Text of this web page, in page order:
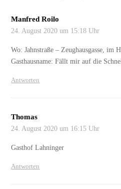
Manfred Roilo
24. August 2020 um 15:18 Uhr
Wo: Jahnstraße – Zeughausgasse, im
Gasthausname: Fällt mir auf die
Antworten
Thomas
24. August 2020 um 16:15 Uhr
Gasthof Lahninger
Antworten